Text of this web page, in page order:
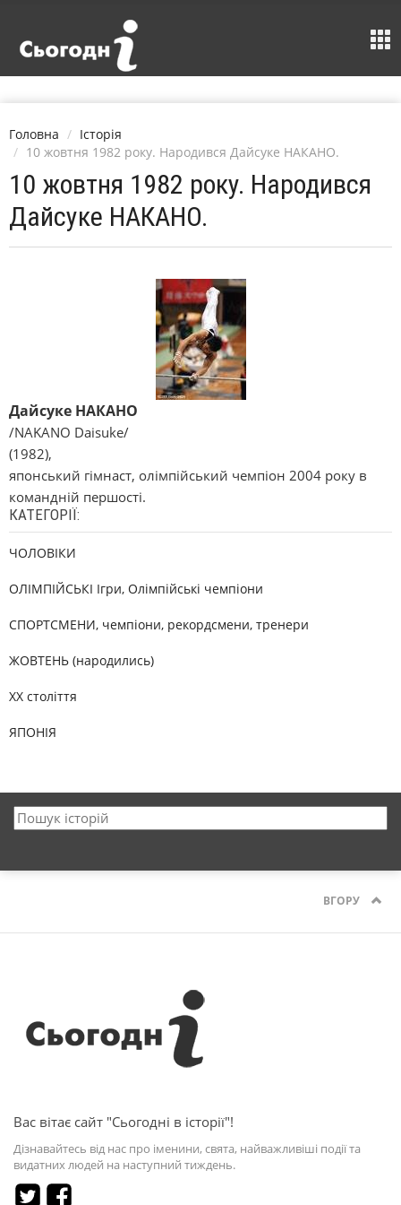
Головна
Історія
10 жовтня 1982 року. Народився Дайсуке НАКАНО.
10 жовтня 1982 року. Народився
Дайсуке НАКАНО.
Дайсуке НАКАНО
/NAKANO Daisuke/
(1982),
японський гімнаст, олімпійський чемпіон 2004 року в
командній першості.
КАТЕГОРІЇ:
ЧОЛОВІКИ
ОЛІМПІЙСЬКІ Ігри, Олімпійські чемпіони
СПОРТСМЕНИ, чемпіони, рекордсмени, тренери
ЖОВТЕНЬ (народились)
XX століття
ЯПОНІЯ
ВГОРУ
Вас вітає сайт "Сьогодні в історії"!
Дізнавайтесь від нас про іменини, свята, найважливіші події та
видатних людей на наступний тиждень.